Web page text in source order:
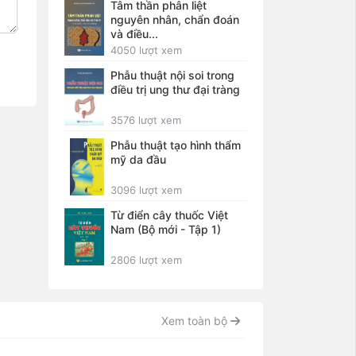
Tâm thần phân liệt
nguyên nhân, chẩn đoán
và điều...
4050 lượt xem
Phẫu thuật nội soi trong
điều trị ung thư đại tràng
3576 lượt xem
Phẫu thuật tạo hình thẩm
mỹ da đầu
3096 lượt xem
Từ điển cây thuốc Việt
Nam (Bộ mới - Tập 1)
2806 lượt xem
Xem toàn bộ